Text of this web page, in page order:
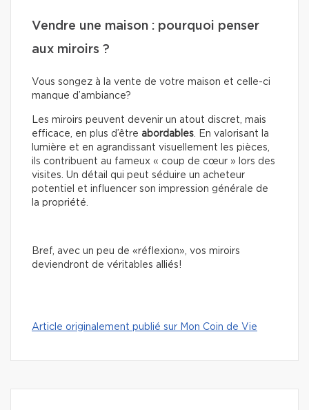
Vendre une maison : pourquoi penser
aux miroirs ?
Vous songez à la vente de votre maison et celle-ci
manque d’ambiance?
Les miroirs peuvent devenir un atout discret, mais
efficace, en plus d’être abordables. En valorisant la
lumière et en agrandissant visuellement les pièces,
ils contribuent au fameux « coup de cœur » lors des
visites. Un détail qui peut séduire un acheteur
potentiel et influencer son impression générale de
la propriété.
Bref, avec un peu de «réflexion», vos miroirs
deviendront de véritables alliés!
Article originalement publié sur Mon Coin de Vie